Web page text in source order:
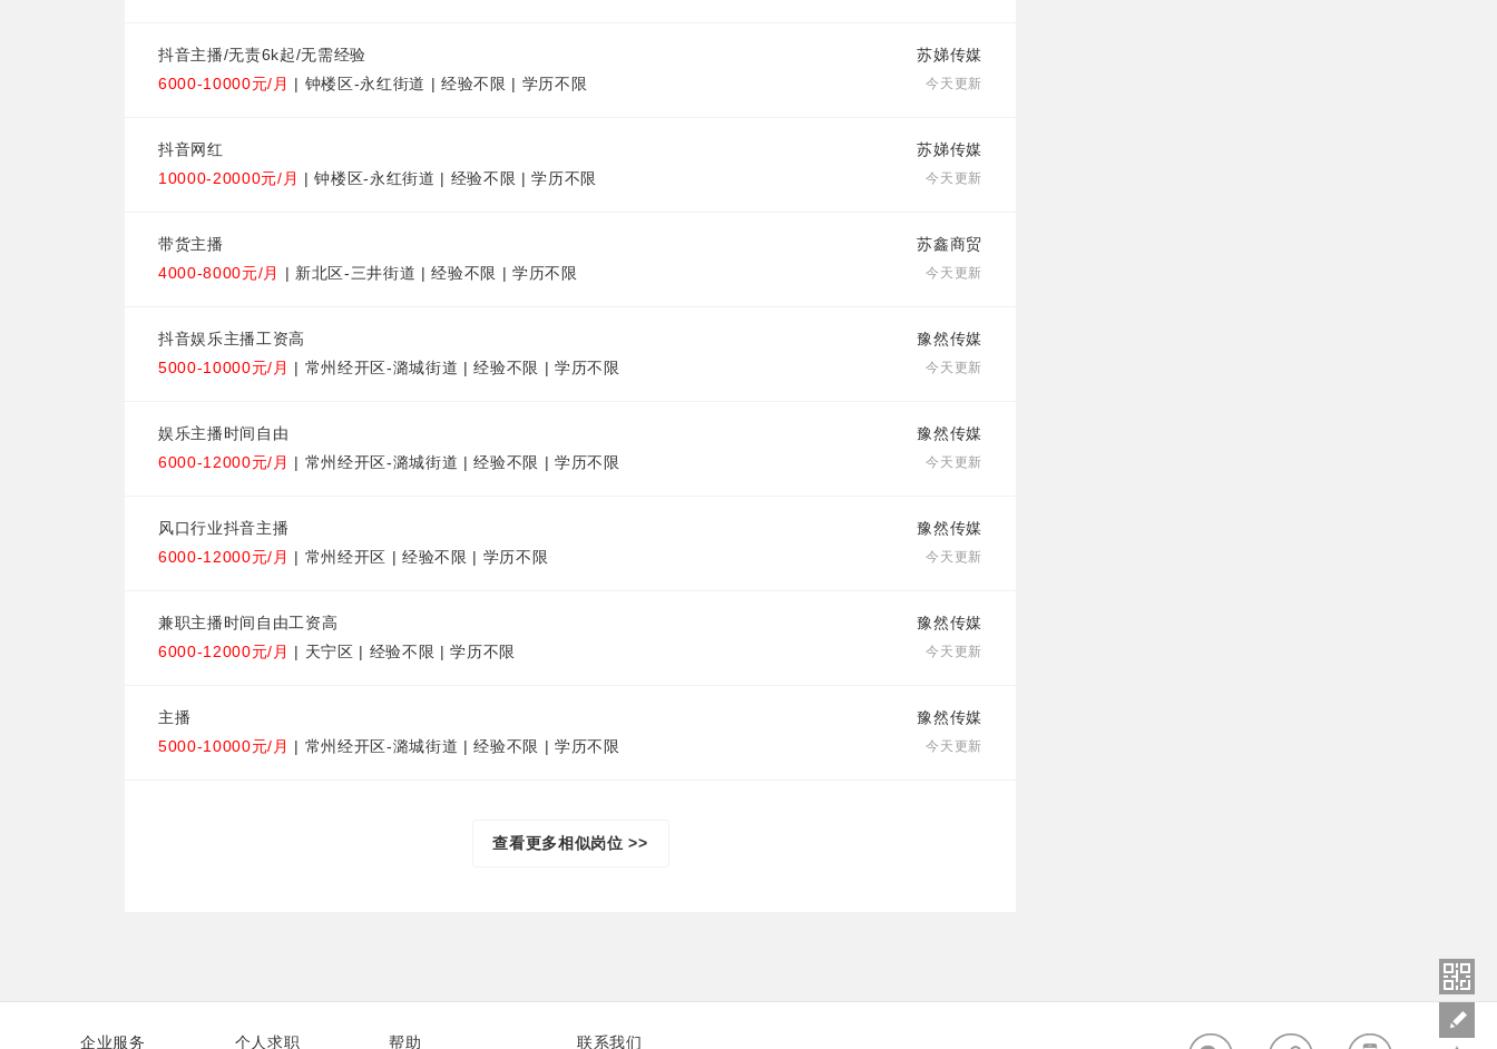
苏娣传媒
抖音主播/无责6k起/无需经验
今天更新
6000-10000元/月 | 钟楼区-永红街道 | 经验不限 | 学历不限
苏娣传媒
抖音网红
今天更新
10000-20000元/月 | 钟楼区-永红街道 | 经验不限 | 学历不限
苏鑫商贸
带货主播
今天更新
4000-8000元/月 | 新北区-三井街道 | 经验不限 | 学历不限
豫然传媒
抖音娱乐主播工资高
今天更新
5000-10000元/月 | 常州经开区-潞城街道 | 经验不限 | 学历不限
豫然传媒
娱乐主播时间自由
今天更新
6000-12000元/月 | 常州经开区-潞城街道 | 经验不限 | 学历不限
豫然传媒
风口行业抖音主播
今天更新
6000-12000元/月 | 常州经开区 | 经验不限 | 学历不限
豫然传媒
兼职主播时间自由工资高
今天更新
6000-12000元/月 | 天宁区 | 经验不限 | 学历不限
豫然传媒
主播
今天更新
5000-10000元/月 | 常州经开区-潞城街道 | 经验不限 | 学历不限
查看更多相似岗位 >>
企业服务 个人求职 帮助 联系我们